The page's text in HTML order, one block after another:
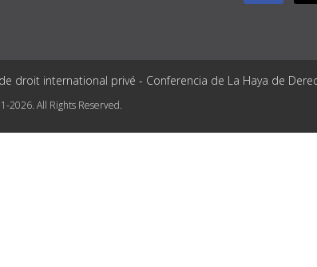
droit international privé - Conferencia de La Haya de
2026. All Rights Reserved.